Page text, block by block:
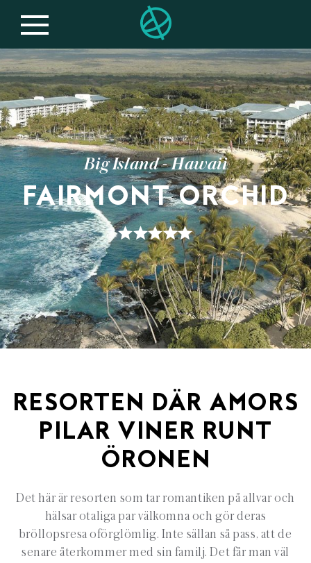
Big Island - Hawaii
FAIRMONT ORCHID
RESORTEN DÄR AMORS
PILAR VINER RUNT
ÖRONEN
Det här är resorten som tar romantiken på allvar och
hälsar otaliga par välkomna och gör deras
bröllopsresa oförglömlig. Inte sällan så pass, att de
senare återkommer med sin familj. Det får man väl